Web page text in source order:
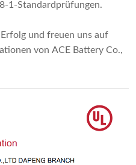
1-Standardprüfungen.
und freuen uns auf
von ACE Battery Co.,